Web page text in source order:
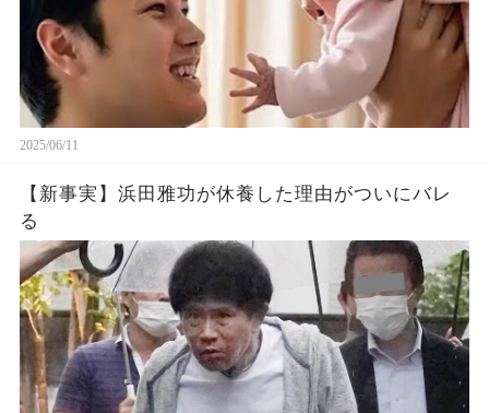
2025/06/11
【新事実】浜田雅功が休養した理由がついにバレ
る